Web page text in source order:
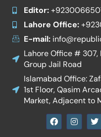
Editor:
Lahore Office:
E-mail:
Lahore Office # 307,
Group Jail Road
Islamabad Office:
1st Floor, Qasim
Market, Adjacent to
F
a
I
n
T
w